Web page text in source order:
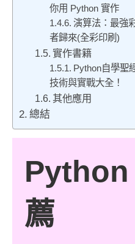
你用 Python 實作
演算法：最強
者歸來(全彩印刷)
實作書籍
Python自學聖
技術與實戰大全！
其他應用
總結
Python
薦